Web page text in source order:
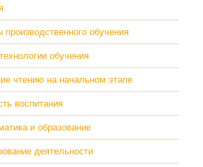
производственного обучения
обучения
чтению на начальном этапе
воспитания
и образование
деятельности